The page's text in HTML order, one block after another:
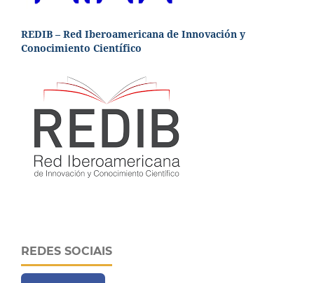
REDIB – Red Iberoamericana de Innovación y
Conocimiento Científico
REDES SOCIAIS